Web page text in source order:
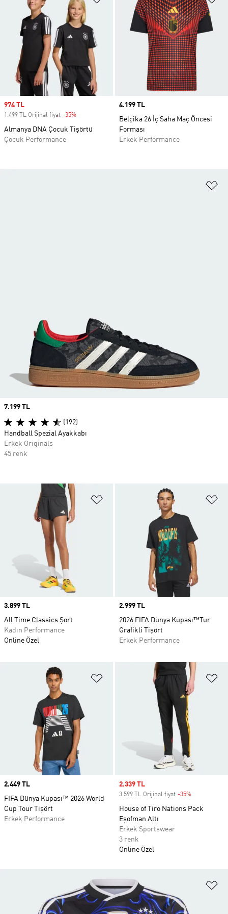
Sale price
974 TL
1.499 TL Orijinal fiyat -35%
Almanya DNA Çocuk Tişörtü
Çocuk Performance
Price
4.199 TL
Belçika 26 İç Saha Maç Öncesi
Forması
Erkek Performance
Favori Listesine Ekle
Price
3.899 TL
All Time Classics Şort
Kadın Performance
Online Özel
Price
2.999 TL
2026 FIFA Dünya Kupası™Tur
Grafikli Tişört
Erkek Performance
Favori Listesine Ekle
Price
2.449 TL
FIFA Dünya Kupası™ 2026 World
Cup Tour Tişört
Erkek Performance
Sale price
2.339 TL
3.599 TL Orijinal fiyat -35%
House of Tiro Nations Pack
Eşofman Altı
Erkek Sportswear
3 renk
Online Özel
Price
7.199 TL
(192)
Handball Spezial Ayakkabı
Erkek Originals
45 renk